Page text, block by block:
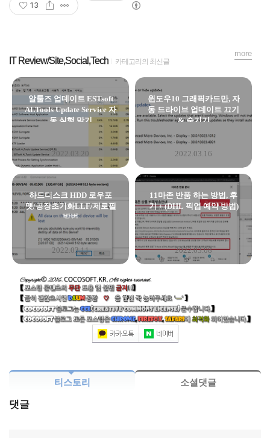
13
IT Review/Site,Social,Tech 카테고리의 최신글
알툴즈 업데이트 ESTsoft
ALTools Update Service 자
동 실행 막기
2022.03.20
윈도우10 그래픽카드만, 자
동 드라이브 업데이트 끄기
& 숨기기
2022.03.16
하드디스크 HDD 로우포
맷/공장초기화LLF/제로필
방법
2022.03.11
11마존 반품 하는 방법, 후
기 + (DHL 픽업 예약 방법)
2022.03.08
more
티스토리 소셜댓글
댓글